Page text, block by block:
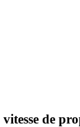
de